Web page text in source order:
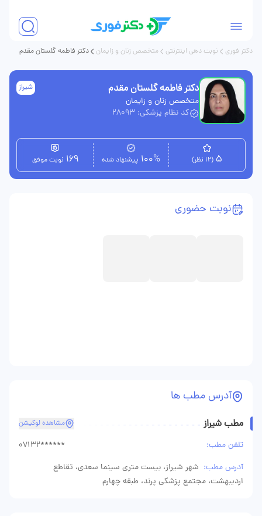
دکتر فوری نوبت دهی اینترنتی متخصص زنان و زایمان دکتر فاطمه گلستان مقدم
دکتر فاطمه گلستان مقدم
متخصص زنان و زایمان
کد نظام پزشکی: 28093
شیراز
5 (12 نظر) 100% پیشنهاد شده 169 نوبت موفق
آدرس مطب ها
مطب شیراز مشاهده لوکیشن
تلفن مطب:
07132******
آدرس مطب: شهر شیراز، بیست متری سینما سعدی، تقاطع
اردیبهشت، مجتمع پزشکی پرند، طبقه چهارم
نوبت حضوری